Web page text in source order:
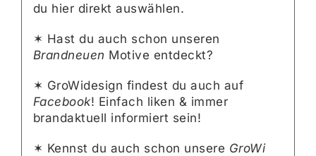
du hier direkt auswählen.
✶ Hast du auch schon unseren
Brandneuen Motive entdeckt?
✶ GroWidesign findest du auch auf
Facebook! Einfach liken & immer
brandaktuell informiert sein!
✶ Kennst du auch schon unsere GroWi